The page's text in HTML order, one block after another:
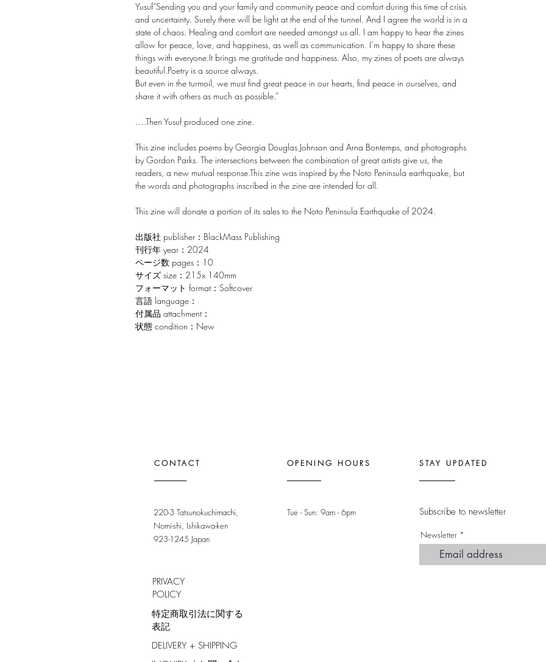
Yusuf“Sending you and your family and community peace and comfort during this time of crisis
and uncertainty. Surely there will be light at the end of the tunnel. And I agree the world is in a
state of chaos. Healing and comfort are needed amongst us all. I am happy to hear the zines
allow for peace, love, and happiness, as well as communication. I’m happy to share these
things with everyone.It brings me gratitude and happiness. Also, my zines of poets are always
beautiful.Poetry is a source always.
But even in the turmoil, we must find great peace in our hearts, find peace in ourselves, and
share it with others as much as possible.”
….Then Yusuf produced one zine.
This zine includes poems by Georgia Douglas Johnson and Arna Bontemps, and photographs
by Gordon Parks. The intersections between the combination of great artists give us, the
readers, a new mutual response.This zine was inspired by the Noto Peninsula earthquake, but
the words and photographs inscribed in the zine are intended for all.
This zine will donate a portion of its sales to the Noto Peninsula Earthquake of 2024.
出版社 publisher：BlackMass Publishing
刊行年 year：2024
ページ数 pages：10
サイズ size：215x 140mm
フォーマット format：Softcover
言語 language：
付属品 attachment：
状態 condition：New
CONTACT
220-3 Tatsunokuchimachi,
Nomi-shi, Ishikawa-ken
923-1245 Japan
PRIVACY
POLICY
特定商取引法に関する
表記
OPENING HOURS
Tue - Sun: 9am - 6pm ​
STAY UPDATED
Subscribe to newsletter
Newsletter
DELIVERY + SHIPPING